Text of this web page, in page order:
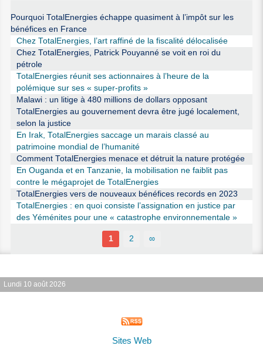
Pourquoi TotalEnergies échappe quasiment à l’impôt sur les
bénéfices en France
Chez TotalEnergies, l’art raffiné de la fiscalité délocalisée
Chez TotalEnergies, Patrick Pouyanné se voit en roi du
pétrole
TotalEnergies réunit ses actionnaires à l’heure de la
polémique sur ses « super-profits »
Malawi : un litige à 480 millions de dollars opposant
TotalEnergies au gouvernement devra être jugé localement,
selon la justice
En Irak, TotalEnergies saccage un marais classé au
patrimoine mondial de l’humanité
Comment TotalEnergies menace et détruit la nature protégée
En Ouganda et en Tanzanie, la mobilisation ne faiblit pas
contre le mégaprojet de TotalEnergies
TotalEnergies vers de nouveaux bénéfices records en 2023
TotalEnergies : en quoi consiste l’assignation en justice par
des Yéménites pour une « catastrophe environnementale »
1 2 ∞
Lundi 10 août 2026
Sites Web